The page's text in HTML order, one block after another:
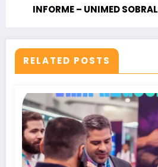
INFORME – UNIMED SOBRAL
RELATED POSTS